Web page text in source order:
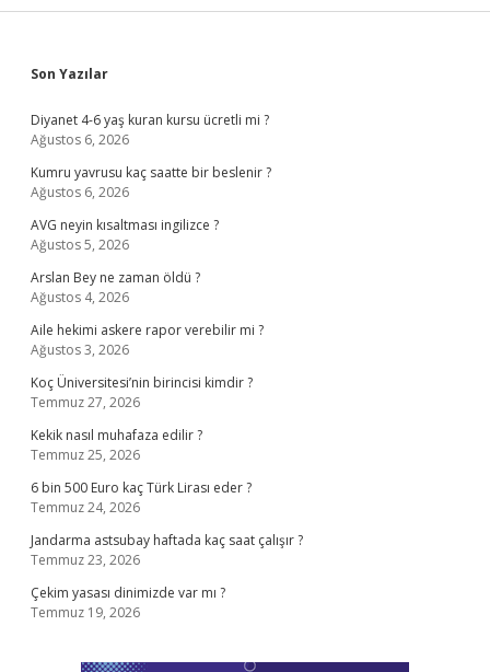
Sidebar
Son Yazılar
Diyanet 4-6 yaş kuran kursu ücretli mi ?
Ağustos 6, 2026
Kumru yavrusu kaç saatte bir beslenir ?
Ağustos 6, 2026
AVG neyin kısaltması ingilizce ?
Ağustos 5, 2026
Arslan Bey ne zaman öldü ?
Ağustos 4, 2026
Aile hekimi askere rapor verebilir mi ?
Ağustos 3, 2026
Koç Üniversitesi’nin birincisi kimdir ?
Temmuz 27, 2026
Kekik nasıl muhafaza edilir ?
Temmuz 25, 2026
6 bin 500 Euro kaç Türk Lirası eder ?
Temmuz 24, 2026
Jandarma astsubay haftada kaç saat çalışır ?
Temmuz 23, 2026
Çekim yasası dinimizde var mı ?
Temmuz 19, 2026